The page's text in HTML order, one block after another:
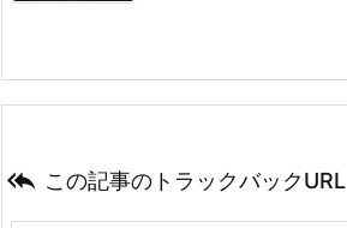
 この記事のトラックバックURL